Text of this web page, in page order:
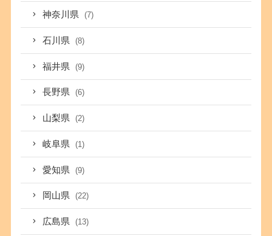
神奈川県 (7)
石川県 (8)
福井県 (9)
長野県 (6)
山梨県 (2)
岐阜県 (1)
愛知県 (9)
岡山県 (22)
広島県 (13)